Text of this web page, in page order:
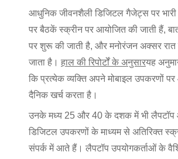
आधुनिक जीवनशैली डिजिटल गैजेट्स पर भारी
पर बैठकें स्क्रीन पर आयोजित की जाती हैं,
पर शुरू की जाती है, और मनोरंजन अक्सर रात
जाता है। हाल की रिपोर्टों के अनुसारयह
कि प्रत्येक व्यक्ति अपने मोबाइल उपकरणों
दैनिक खर्च करता है।
उनके मध्य 25 और 40 के दशक में भी लैपटॉप
डिजिटल उपकरणों के माध्यम से अतिरिक्त
संपर्क में आते हैं। लैपटॉप उपयोगकर्ताओं के